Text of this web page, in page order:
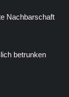
Nachbarschaft
betrunken